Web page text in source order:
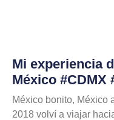
Mi experiencia
México #CDMX
México bonito, México
2018 volví a viajar